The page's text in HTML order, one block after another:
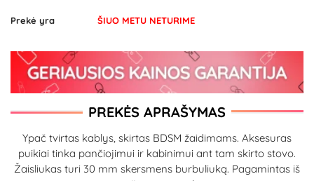
Prekė yra ŠIUO METU NETURIME
PREKĖS APRAŠYMAS
Ypač tvirtas kablys, skirtas BDSM žaidimams. Aksesuras
puikiai tinka pančiojimui ir kabinimui ant tam skirto stovo.
Žaisliukas turi 30 mm skersmens burbuliuką. Pagamintas iš